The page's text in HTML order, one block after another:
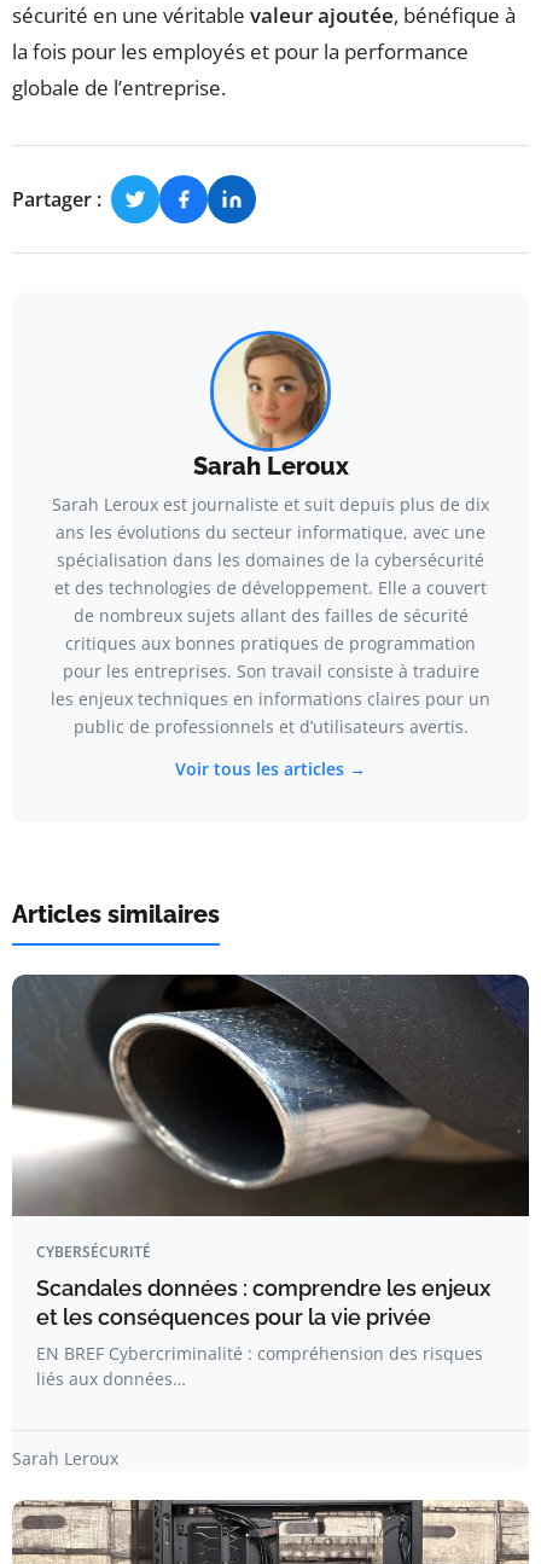
sécurité en une véritable valeur ajoutée, bénéfique à
la fois pour les employés et pour la performance
globale de l’entreprise.
Partager :
Sarah Leroux
Sarah Leroux est journaliste et suit depuis plus de dix
ans les évolutions du secteur informatique, avec une
spécialisation dans les domaines de la cybersécurité
et des technologies de développement. Elle a couvert
de nombreux sujets allant des failles de sécurité
critiques aux bonnes pratiques de programmation
pour les entreprises. Son travail consiste à traduire
les enjeux techniques en informations claires pour un
public de professionnels et d’utilisateurs avertis.
Voir tous les articles →
Articles similaires
CYBERSÉCURITÉ
Scandales données : comprendre les enjeux
et les conséquences pour la vie privée
EN BREF Cybercriminalité : compréhension des risques
liés aux données…
Sarah Leroux